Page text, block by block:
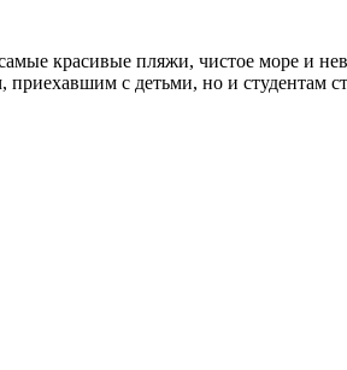
красивые пляжи, чистое море и
с детьми, но и студентам